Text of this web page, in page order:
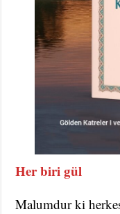
Her biri gül
Malumdur ki